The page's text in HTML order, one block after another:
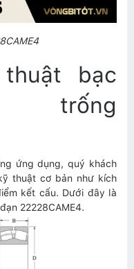
bạc
trống
ứng dụng, quý khách
thuật cơ bản như kích
kết cấu. Dưới đây là
22228CAME4.